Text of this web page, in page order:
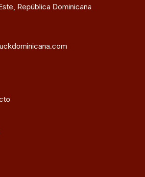
República Dominicana